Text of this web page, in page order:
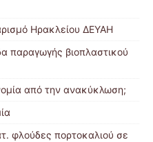
Ηρακλείου ΔΕΥΑΗ
παραγωγής βιοπλαστικού
από την ανακύκλωση;
φλούδες πορτοκαλιού σε